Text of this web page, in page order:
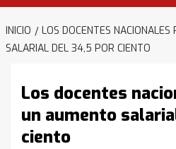
INICIO
LOS DOCENTES
SALARIAL DEL 34,5 POR CIENTO
Los docentes
un aumento
ciento